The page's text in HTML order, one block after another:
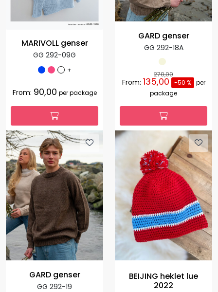
MARIVOLL genser
GG 292-09G
+
From: 90,00 per package
GARD genser
GG 292-18A
270,00
From: 135,00 -50 %
per
package
GARD genser
GG 292-19
BEIJING heklet lue
2022